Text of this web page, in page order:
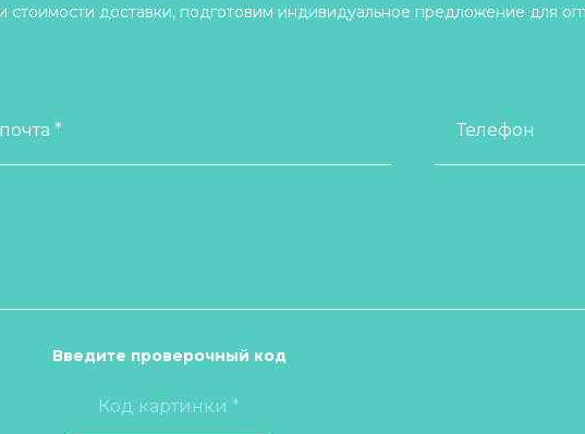
доставки, подготовим индивидуальное предложение для
* Телефон
Введите проверочный код